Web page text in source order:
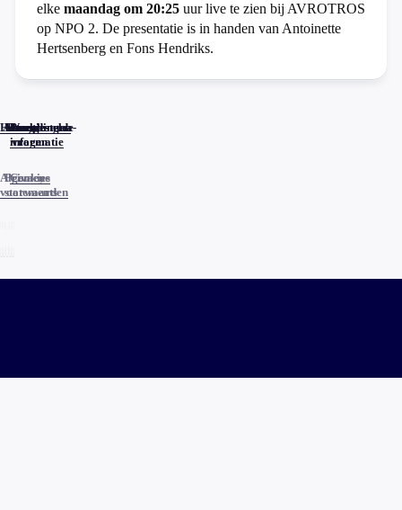
elke maandag om 20:25 uur live te zien bij AVROTROS
op NPO 2. De presentatie is in handen van Antoinette
Hertsenberg en Fons Hendriks.
Home
Actueel
Uitzendingen
Reacties
Programma-
informatie
Veelgestelde
vragen
Algemene
voorwaarden
Privacy
statements
Cookies